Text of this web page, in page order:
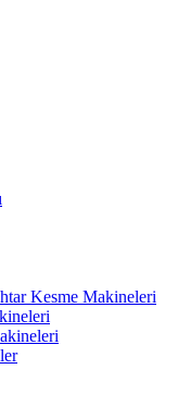
Kesme Makineleri